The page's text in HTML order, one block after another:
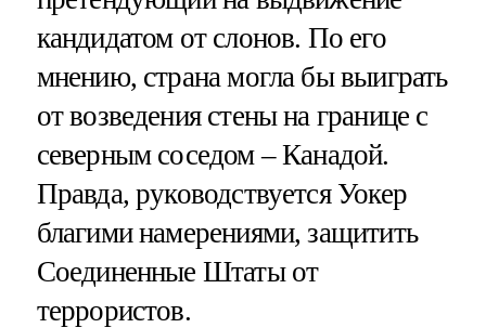
кандидатом от слонов. По его
мнению, страна могла бы выиграть
от возведения стены на границе с
северным соседом – Канадой.
Правда, руководствуется Уокер
благими намерениями, защитить
Соединенные Штаты от
террористов.